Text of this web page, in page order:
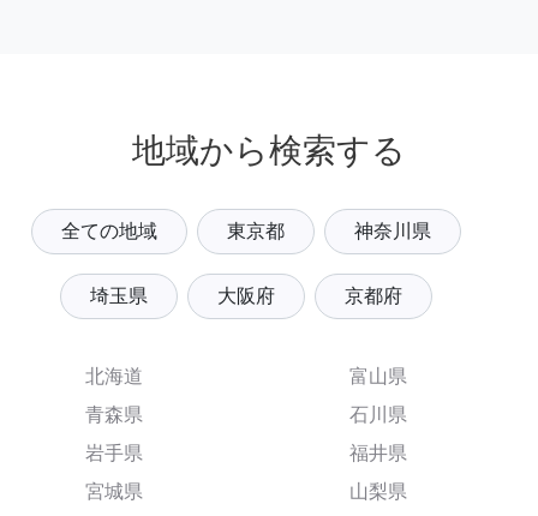
地域から検索する
全ての地域 東京都 神奈川県
埼玉県 大阪府 京都府
北海道
青森県
岩手県
宮城県
富山県
石川県
福井県
山梨県